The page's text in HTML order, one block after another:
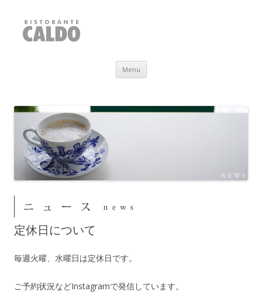
RISTORANTE CALDO
福井県敦賀市
Menu Skip to content
定休日について
毎週火曜、水曜日は定休日です。
ご予約状況などInstagramで発信しています。